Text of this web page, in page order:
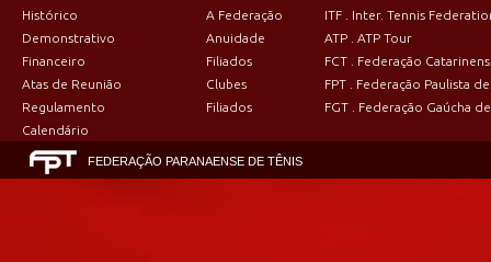
Histórico
Demonstrativo
Financeiro
Atas de Reunião
Regulamento
Calendário
A Federação
Anuidade
Filiados
Clubes
Filiados
ITF . Inter. Tennis
ATP . ATP Tour
FCT . Federação
FPT . Federação Paulista
FGT . Federação Gaúcha
FEDERAÇÃO PARANAENSE DE TÊNIS